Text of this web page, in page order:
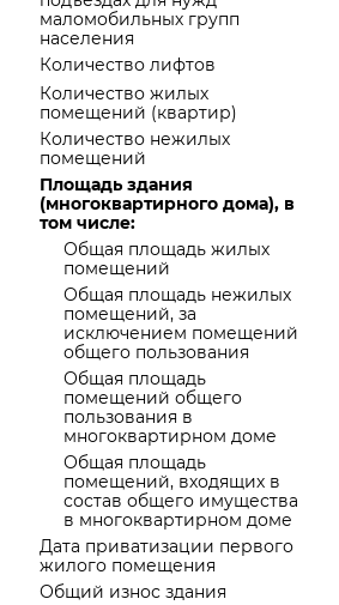
маломобильных групп
населения
Количество лифтов
Количество жилых
помещений (квартир)
Количество нежилых
помещений
Площадь здания
(многоквартирного дома), в
том числе:
Общая площадь жилых
помещений
Общая площадь нежилых
помещений, за
исключением помещений
общего пользования
Общая площадь
помещений общего
пользования в
многоквартирном доме
Общая площадь
помещений, входящих в
состав общего имущества
в многоквартирном доме
Дата приватизации первого
жилого помещения
Общий износ здания